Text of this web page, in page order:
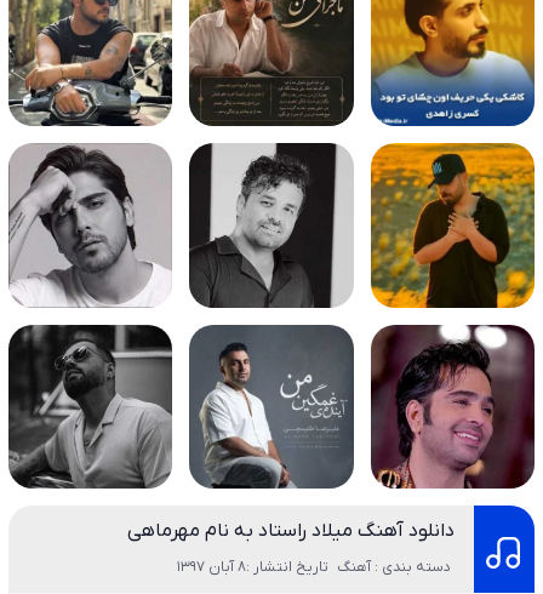
دانلود آهنگ میلاد راستاد به نام مهرماهی
دسته بندی : آهنگ تاریخ انتشار :8 آبان 1397